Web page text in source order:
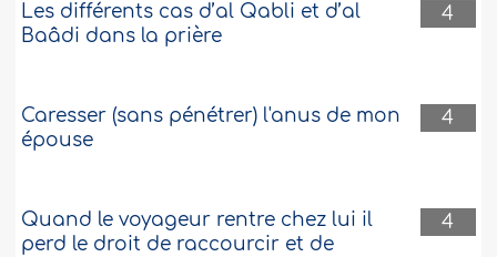
4
Les différents cas d’al Qabli et d’al
Baâdi dans la prière
4
Caresser (sans pénétrer) l'anus de mon
épouse
4
Quand le voyageur rentre chez lui il
perd le droit de raccourcir et de